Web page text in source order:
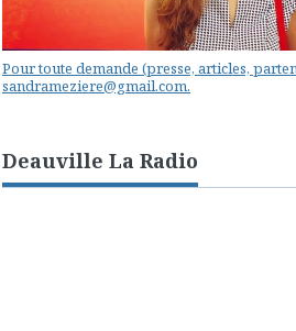
Pour toute demande (presse, articles,
sandrameziere@gmail.com.
Deauville La Radio